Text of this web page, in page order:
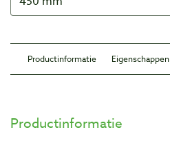
Productinformatie Eigenschappen
Productinformatie